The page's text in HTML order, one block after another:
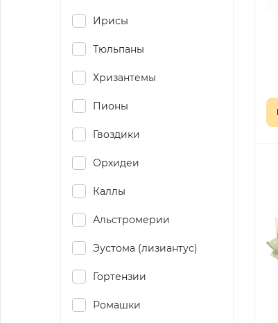
Ирисы
Тюльпаны
Хризантемы
Пионы
Гвоздики
Орхидеи
Каллы
Альстромерии
Эустома (лизиантус)
Гортензии
Ромашки